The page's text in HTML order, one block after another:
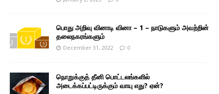
பொது அறிவு வினாடி வினா – 1 – நாடுகளும் அவற்றின்
தலைநகரங்களும்
December 31, 2022 0
நொறுக்குத் தீனி பொட்டலங்களில்
அடைக்கப்பட்டிருக்கும் வாயு எது? ஏன்?